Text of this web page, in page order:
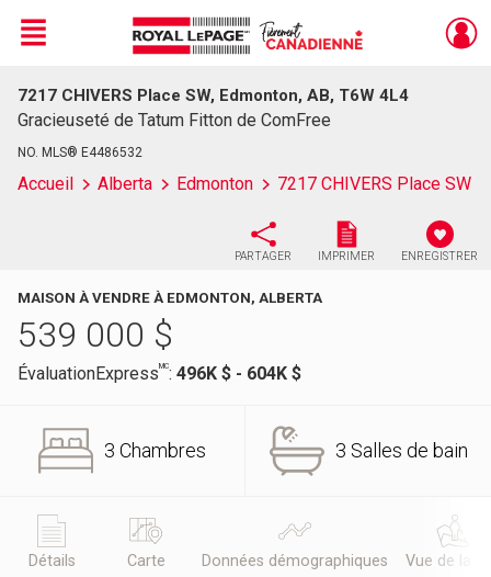
Live
En Direct
Menu
7217 CHIVERS Place SW, Edmonton, AB, T6W 4L4
Gracieuseté de Tatum Fitton de ComFree
NO. MLS® E4486532
Accueil Alberta Edmonton 7217 CHIVERS Place SW
PARTAGER IMPRIMER ENREGISTRER
MAISON À VENDRE À EDMONTON, ALBERTA
539 000 $
ÉvaluationExpressMC: 496K $ - 604K $
3 Chambres 3 Salles de bain
Détails Carte Données démographiques Vue de la